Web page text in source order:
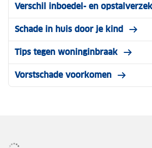
Verschil inboedel- en
Schade in huis door je kind
Tips tegen woninginbraak
Vorstschade voorkomen